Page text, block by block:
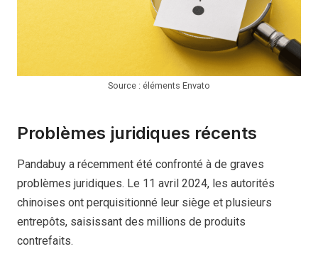
Source : éléments Envato
Problèmes juridiques récents
Pandabuy a récemment été confronté à de graves
problèmes juridiques. Le 11 avril 2024, les autorités
chinoises ont perquisitionné leur siège et plusieurs
entrepôts, saisissant des millions de produits
contrefaits.